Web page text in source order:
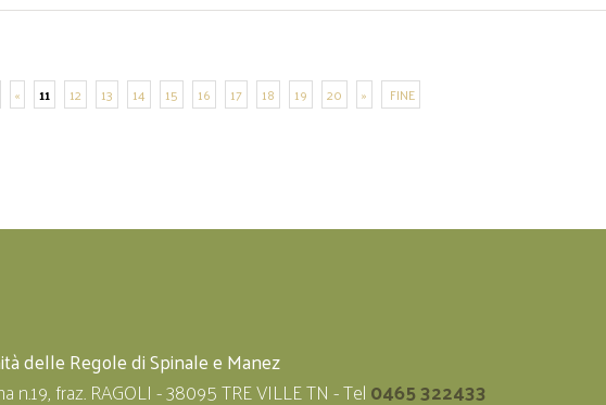
« 11 12 13 14 15 16 17 18 19 20 » FINE
delle Regole di Spinale e Manez
n.19, fraz. RAGOLI - 38095 TRE VILLE TN - Tel0465 322433